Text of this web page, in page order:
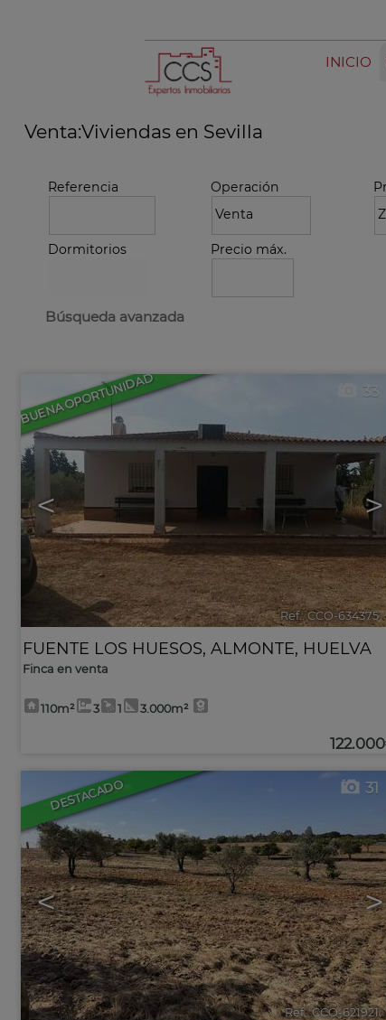
INICIO
Venta:Viviendas en Sevilla
Referencia Operación
Dormitorios Precio máx.
Búsqueda avanzada
BUENA OPORTUNIDAD
< >
33
Ref.. CCO-634375
FUENTE LOS HUESOS, ALMONTE, HUELVA
Finca en venta
110m² 3 1 3.000m²
DESTACADO
< >
31
Ref.. CCO-621921